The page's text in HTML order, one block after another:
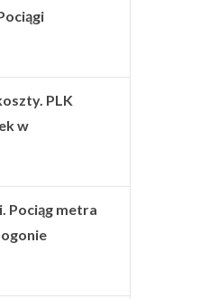
PLK
w
Pociąg metra